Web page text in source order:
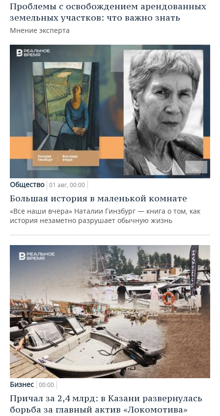
Проблемы с освобождением арендованных
земельных участков: что важно знать
Мнение эксперта
Общество 01 авг, 00:00
Большая история в маленькой комнате
«Все наши вчера» Наталии Гинзбург — книга о том, как
история незаметно разрушает обычную жизнь
Бизнес 00:00
Причал за 2,4 млрд: в Казани развернулась
борьба за главный актив «Локомотива»